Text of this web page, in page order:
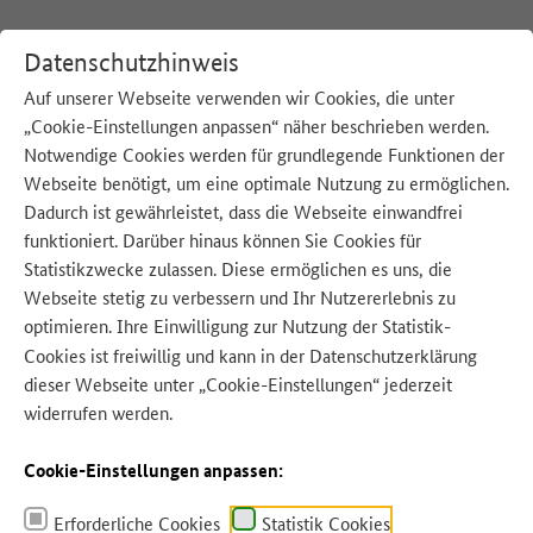
Datenschutzhinweis
Auf unserer Webseite verwenden wir Cookies, die unter
„Cookie-Einstellungen anpassen“ näher beschrieben werden.
Notwendige Cookies werden für grundlegende Funktionen der
Webseite benötigt, um eine optimale Nutzung zu ermöglichen.
Dadurch ist gewährleistet, dass die Webseite einwandfrei
funktioniert. Darüber hinaus können Sie Cookies für
Statistikzwecke zulassen. Diese ermöglichen es uns, die
Webseite stetig zu verbessern und Ihr Nutzererlebnis zu
optimieren. Ihre Einwilligung zur Nutzung der Statistik-
Cookies ist freiwillig und kann in der Datenschutzerklärung
dieser Webseite unter „Cookie-Einstellungen“ jederzeit
widerrufen werden.
Cookie-Einstellungen anpassen:
Erforderliche Cookies Statistik Cookies
:Startseite Unsere Strategie